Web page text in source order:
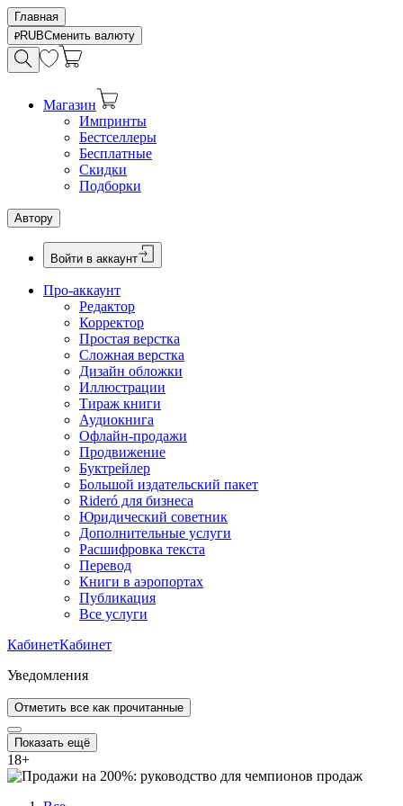
Главная
RUBСменить валюту
Магазин
Импринты
Бестселлеры
Бесплатные
Скидки
Подборки
Автору
Войти в аккаунт
Про-аккаунт
Редактор
Корректор
Простая верстка
Сложная верстка
Дизайн обложки
Иллюстрации
Тираж книги
Аудиокнига
Офлайн-продажи
Продвижение
Буктрейлер
Большой издательский пакет
Rideró для бизнеса
Юридический советник
Дополнительные услуги
Расшифровка текста
Перевод
Книги в аэропортах
Публикация
Все услуги
КабинетКабинет
Уведомления
Отметить все как прочитанные
Показать ещё
18+